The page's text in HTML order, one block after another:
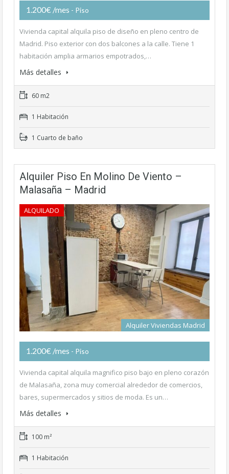
1.200€ /mes - Piso
Vivienda capital alquila piso de diseño en pleno centro de
Madrid. Piso exterior con dos balcones a la calle. Tiene 1
habitación amplia armarios empotrados,…
Más detalles
60 m2
1 Habitación
1 Cuarto de baño
Alquiler Piso En Molino De Viento –
Malasaña – Madrid
ALQUILADO
Alquiler Viviendas Madrid
1.200€ /mes - Piso
Vivienda capital alquila magnifico piso bajo en pleno corazón
de Malasaña, zona muy comercial alrededor de comercios,
bares, supermercados y sitios de moda. Es un…
Más detalles
100 m²
1 Habitación